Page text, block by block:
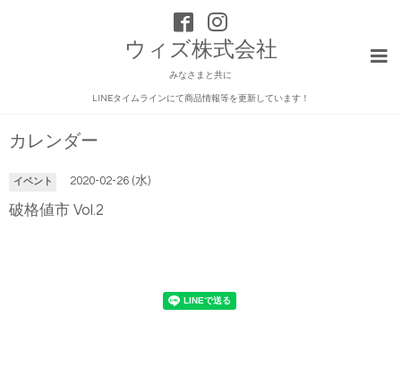
ウィズ株式会社
みなさまと共に
LINEタイムラインにて商品情報等を更新しています！
カレンダー
イベント 2020-02-26 (水)
破格値市 Vol.2